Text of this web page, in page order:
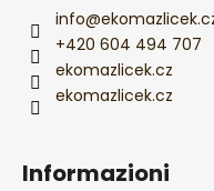
info@
+420 604 494 707
ekomazlicek.cz
ekomazlicek.cz
Informazioni